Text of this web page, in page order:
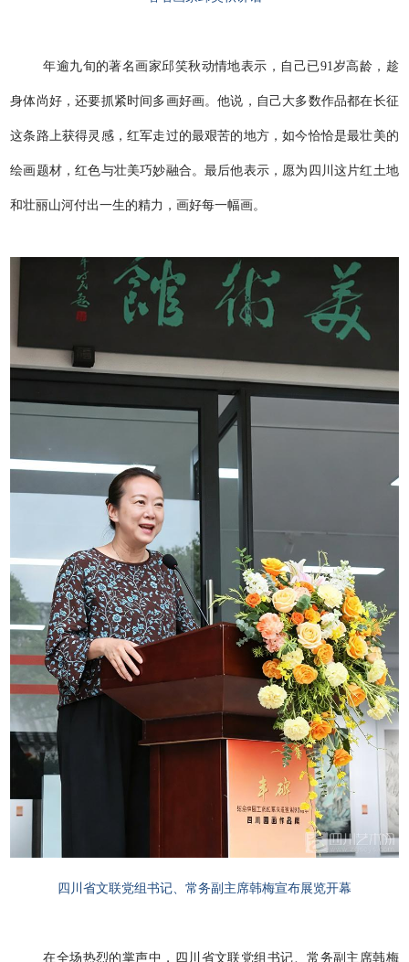
年逾九旬的著名画家邱笑秋动情地表示，自己已91岁高龄，趁
身体尚好，还要抓紧时间多画好画。他说，自己大多数作品都在长征
这条路上获得灵感，红军走过的最艰苦的地方，如今恰恰是最壮美的
绘画题材，红色与壮美巧妙融合。最后他表示，愿为四川这片红土地
和壮丽山河付出一生的精力，画好每一幅画。
四川省文联党组书记、常务副主席韩梅宣布展览开幕
在全场热烈的掌声中，四川省文联党组书记、常务副主席韩梅